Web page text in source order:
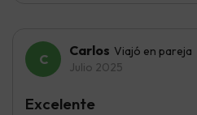
Carlos Viajó en pareja
Julio 2025
Excelente